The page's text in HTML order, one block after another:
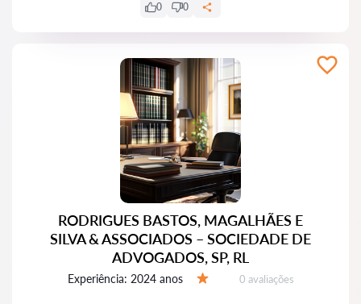
0 0
RODRIGUES BASTOS, MAGALHÃES E
SILVA & ASSOCIADOS – SOCIEDADE DE
ADVOGADOS, SP, RL
Experiência: 2024 anos Avaliações:
0 avaliações